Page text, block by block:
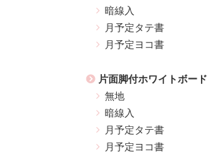
暗線入
月予定タテ書
月予定ヨコ書
片面脚付ホワイトボード
無地
暗線入
月予定タテ書
月予定ヨコ書